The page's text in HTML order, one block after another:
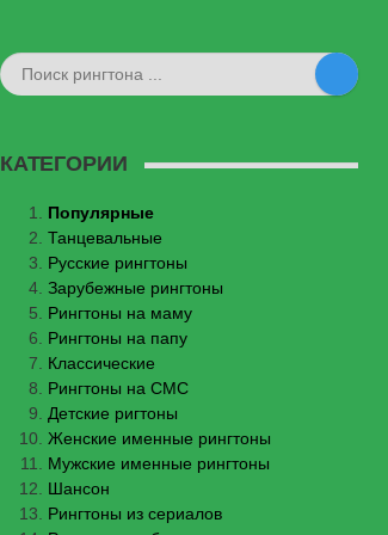
КАТЕГОРИИ
Популярные
Танцевальные
Русские рингтоны
Зарубежные рингтоны
Рингтоны на маму
Рингтоны на папу
Классические
Рингтоны на СМС
Детские ригтоны
Женские именные рингтоны
Мужские именные рингтоны
Шансон
Рингтоны из сериалов